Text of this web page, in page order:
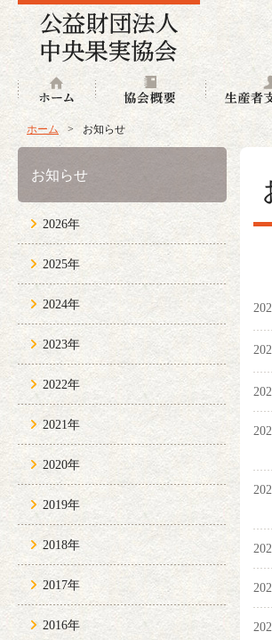
ホーム > お知らせ
お知らせ
2026年
2025年
2024年
2023年
2022年
2021年
2020年
2019年
2018年
2017年
2016年